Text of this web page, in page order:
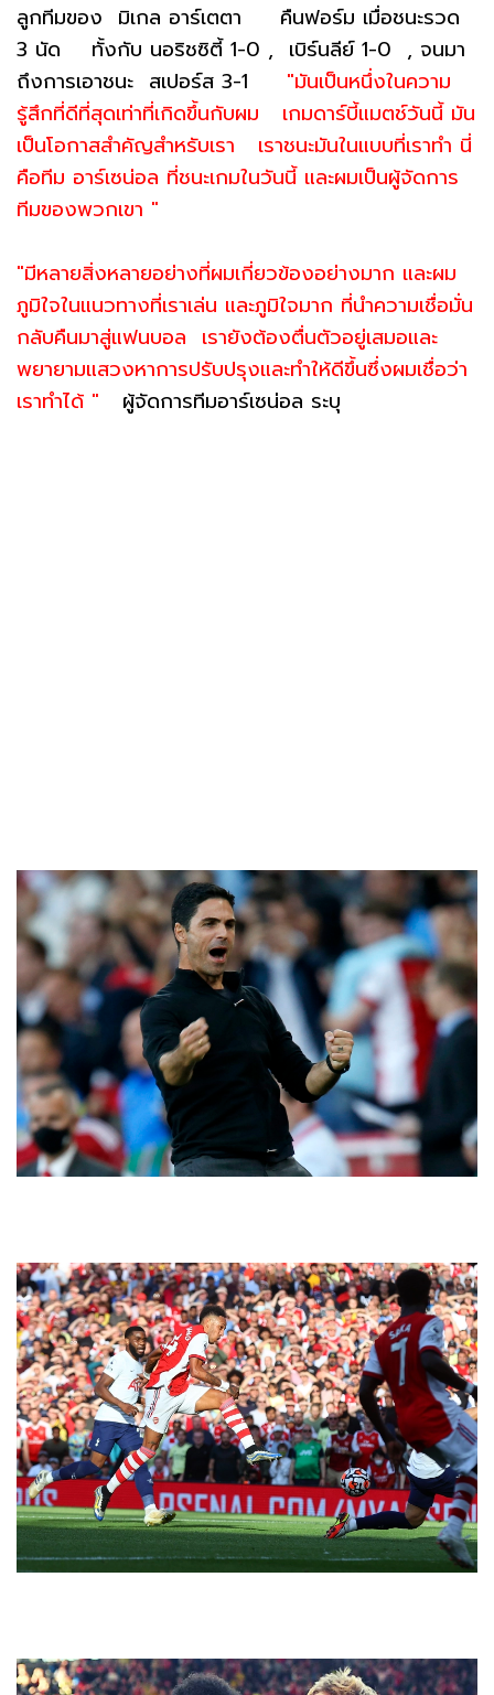
ลูกทีมของ มิเกล อาร์เตตา คืนฟอร์ม เมื่อชนะรวด
3 นัด ทั้งกับ นอริชซิตี้ 1-0 , เบิร์นลีย์ 1-0 , จนมา
ถึงการเอาชนะ สเปอร์ส 3-1
"มันเป็นหนึ่งในความ
รู้สึกที่ดีที่สุดเท่าที่เกิดขึ้นกับผม เกมดาร์บี้แมตช์วันนี้ มัน
เป็นโอกาสสำคัญสำหรับเรา เราชนะมันในแบบที่เราทำ นี่
คือทีม อาร์เซน่อล ที่ชนะเกมในวันนี้ และผมเป็นผู้จัดการ
ทีมของพวกเขา "
"มีหลายสิ่งหลายอย่างที่ผมเกี่ยวข้องอย่างมาก และผม
ภูมิใจในแนวทางที่เราเล่น และภูมิใจมาก ที่นำความเชื่อมั่น
กลับคืนมาสู่แฟนบอล เรายังต้องตื่นตัวอยู่เสมอและ
พยายามแสวงหาการปรับปรุงและทำให้ดีขึ้นซึ่งผมเชื่อว่า
เราทำได้ " ผู้จัดการทีมอาร์เซน่อล ระบุ